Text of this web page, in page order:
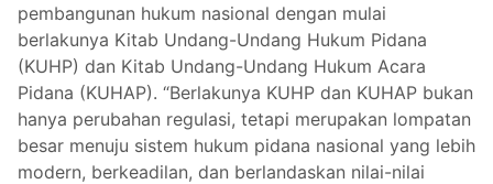
pembangunan hukum nasional dengan mulai
berlakunya Kitab Undang-Undang Hukum Pidana
(KUHP) dan Kitab Undang-Undang Hukum Acara
Pidana (KUHAP). “Berlakunya KUHP dan KUHAP bukan
hanya perubahan regulasi, tetapi merupakan lompatan
besar menuju sistem hukum pidana nasional yang lebih
modern, berkeadilan, dan berlandaskan nilai-nilai